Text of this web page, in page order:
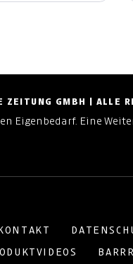
GMBH | ALLE
Eigenbedarf. Eine